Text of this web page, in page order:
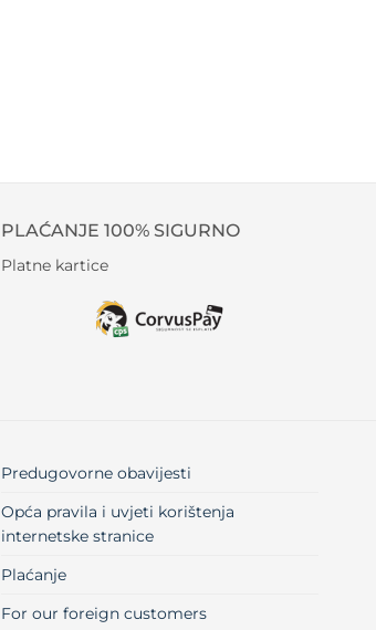
PLAĆANJE 100% SIGURNO
Platne kartice
Predugovorne obavijesti
Opća pravila i uvjeti korištenja
internetske stranice
Plaćanje
For our foreign customers